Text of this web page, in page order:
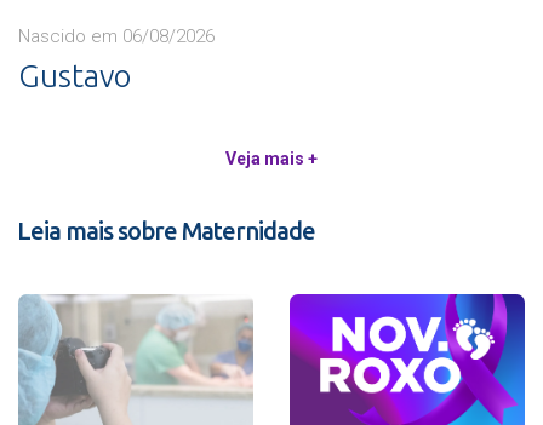
Nascido em 06/08/2026
Gustavo
Veja mais +
Leia mais sobre Maternidade